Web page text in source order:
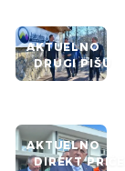
AKTUELNO
DRUGI PIŠU
AKTUELNO
DIREKT PRIČE